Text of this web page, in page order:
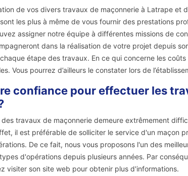
de vos divers travaux de maçonnerie à Latrape et
les plus à même de vous fournir des prestations
assigner notre équipe à différentes missions de
dans la réalisation de votre projet depuis
étape des travaux. En ce qui concerne les
Vous pourrez d’ailleurs le constater lors de
confiance pour effectuer les
des travaux de maçonnerie demeure extrêmement
il est préférable de solliciter le service d'un maçon
De ce fait, nous vous proposons l'un des
d'opérations depuis plusieurs années. Par
visiter son site web pour obtenir plus d'informations.